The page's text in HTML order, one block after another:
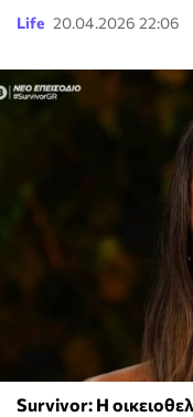
Life 20.04.2026 22:06
Survivor: Η